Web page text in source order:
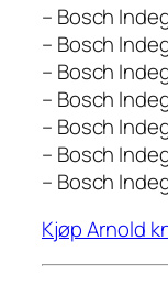
– Bosch
– Bosch
– Bosch
– Bosch
– Bosch
– Bosch
– Bosch
Kjøp Arnold